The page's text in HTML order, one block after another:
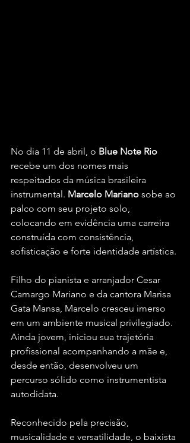
No dia 11 de abril, o Blue Note Rio
recebe um dos nomes mais
respeitados da música brasileira
instrumental. Marcelo Mariano sobe ao
palco com seu projeto solo,
colocando em evidência uma carreira
construída com consistência,
sofisticação e forte identidade artística.
Filho do pianista e arranjador Cesar
Camargo Mariano e da cantora Marisa
Gata Mansa, Marcelo cresceu imerso
em um ambiente musical privilegiado.
Ainda jovem, iniciou sua trajetória
profissional acompanhando a mãe e,
desde então, desenvolveu um
percurso sólido como instrumentista
autodidata.
Reconhecido pela precisão,
musicalidade e versatilidade, o baixista